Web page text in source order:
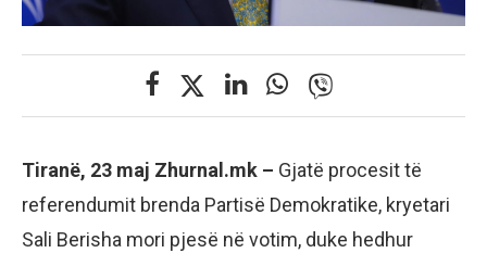
Tiranë, 23 maj Zhurnal.mk – Gjatë procesit të
referendumit brenda Partisë Demokratike, kryetari
Sali Berisha mori pjesë në votim, duke hedhur